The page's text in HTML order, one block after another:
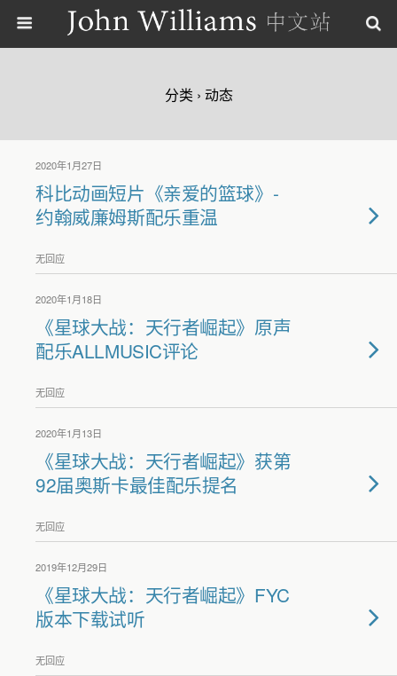
分类 › 动态
2020年1月27日
科比动画短片《亲爱的篮球》-
约翰威廉姆斯配乐重温
无回应
2020年1月18日
《星球大战：天行者崛起》原声
配乐ALLMUSIC评论
无回应
2020年1月13日
《星球大战：天行者崛起》获第
92届奥斯卡最佳配乐提名
无回应
2019年12月29日
《星球大战：天行者崛起》FYC
版本下载试听
无回应